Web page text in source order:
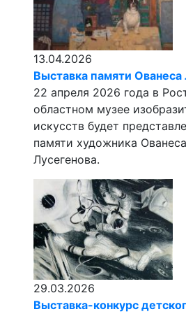
13.04.2026
Выставка памяти Ованеса
22 апреля 2026 года в
областном музее
искусств будет
памяти художника
Лусегенова.
29.03.2026
Выставка-конкурс